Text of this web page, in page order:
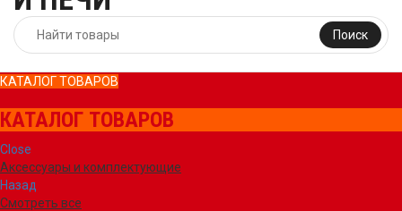
Поиск
КАТАЛОГ ТОВАРОВ
КАТАЛОГ ТОВАРОВ
Close
Аксессуары и комплектующие
Назад
Смотреть все